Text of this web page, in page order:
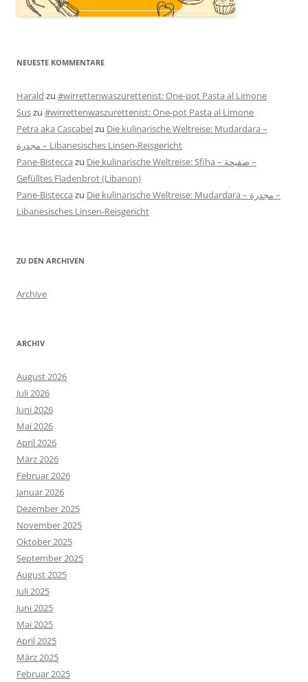
NEUESTE KOMMENTARE
Harald zu #wirrettenwaszurettenist: One-pot Pasta al Limone
Suszu #wirrettenwaszurettenist: One-pot Pasta al Limone
Petra aka Cascabelzu Die kulinarische Weltreise: Mudardara –
مجدرة – Libanesisches Linsen-Reisgericht
Pane-Bistecca zu Die kulinarische Weltreise: Sfiha – صفيحة –
Gefülltes Fladenbrot (Libanon)
Pane-Bistecca zu Die kulinarische Weltreise: Mudardara – مجدرة –
Libanesisches Linsen-Reisgericht
ZU DEN ARCHIVEN
Archive
ARCHIV
August 2026
Juli 2026
Juni 2026
Mai 2026
April 2026
März 2026
Februar 2026
Januar 2026
Dezember 2025
November 2025
Oktober 2025
September 2025
August 2025
Juli 2025
Juni 2025
Mai 2025
April 2025
März 2025
Februar 2025